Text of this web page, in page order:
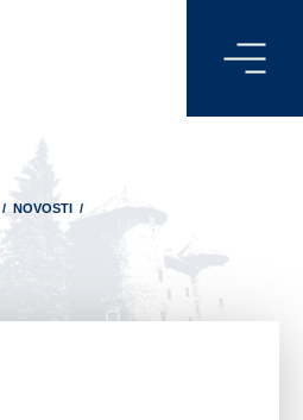
/ NOVOSTI /